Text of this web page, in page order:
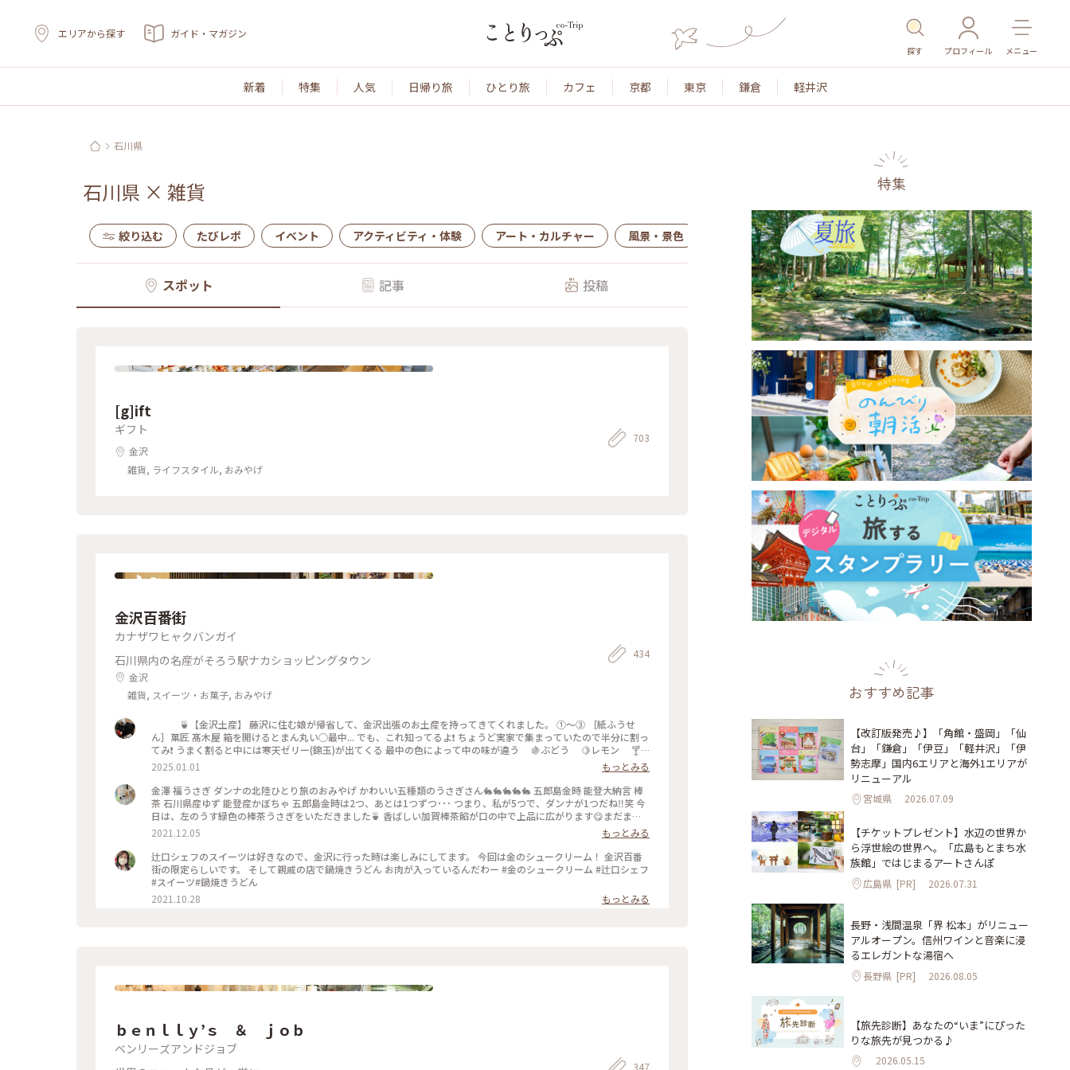
エリアから探す ガイド・マガジン
探す プロフィール メニュー
新着 特集 人気 日帰り旅 ひとり旅 カフェ 京都 東京 鎌倉 軽井沢
石川県
石川県 × 雑貨
絞り込む たびレポ イベント アクティビティ・体験 アート・カルチャー 風景・景色 名所・旧跡 温泉・スパ その他施設 ごはん
スポット 記事 投稿
[g]ift
ギフト
金沢
雑貨, ライフスタイル, おみやげ
703
金沢百番街
カナザワヒャクバンガイ
石川県内の名産がそろう駅ナカショッピングタウン
金沢
雑貨, スイーツ・お菓子, おみやげ
434
🍵【金沢土産】 藤沢に住む娘が帰省して、金沢出張のお土産を持ってきてくれました。 ①～③ ［紙ふうせ
ん］菓匠 髙木屋 箱を開けるとまん丸い○最中... でも、これ知ってるよ❗ ちょうど実家で集まっていたので半分に割っ
てみ❗ うまく割ると中には寒天ゼリー(錦玉)が出てくる 最中の色によって中の味が違う 🍇ぶどう 🍋レモン 🍸
白ワイン 🤎黒糖 でもね....うちの家族みんな味音痴なので、議論するもどれがどの味かわからず😂🤣 最後には中の
ゼリーを食べてからになった最中皮の半分に栗きんとんを詰めて 「🌰栗最中じゃ❗」と食べる姪 ... そうすると、みん
な真似しちゃうんだよね🤣😂🤣😂🤣😂 ④［わり氷］村上製菓所 砂糖・寒天・白山の伏流水 原材料がこの3つのみ 外
はカリッと中はしっとり 見た目は✨宝石みたい 袋を開けるとあっという間に食べちゃった ⑤［五郎島金時芋］甘納
豆かわむら 金沢にし茶屋街にある有名な甘納豆屋さんだけど、🍠芋の煮物を食べている感じ。 出張に行く前に金沢
のお土産を調べちゃう、ちゃっかりものの娘です。 北陸新幹線🚄のなかではｶﾁﾝｺﾁﾝのスジャータアイス食べたり楽し
んでるね🎵 上司のお土産は中田の［きんつば］ですって‼️ ※全部金沢駅の名店街で購入しているので下⬇のスポット
にしてあります #金沢 #金沢土産 #金沢銘菓 #紙ふうせん #五郎島金時芋 #わり氷
2025.01.01
もっとみる
金澤 福うさぎ ダンナの北陸ひとり旅のおみやげ かわいい五種類のうさぎさん🐇🐇🐇🐇🐇 五郎島金時 能登大納言 棒
茶 石川県産ゆず 能登産かぼちゃ 五郎島金時は2つ、あとは1つずつ･･･ つまり、私が5つで、ダンナが1つだね‼️笑 今
日は、左のうす緑色の棒茶うさぎをいただきました🍵 香ばしい加賀棒茶餡が口の中で上品に広がります😋まだまだ
あと4つ楽しみ～♡ #石川#金沢#金澤#福うさぎ#うさぎ#まんじゅう#ひゃくまんさん#おみやげ
2021.12.05
もっとみる
辻口シェフのスイーツは好きなので、金沢に行った時は楽しみにしてます。 今回は金のシュークリーム！ 金沢百番
街の限定らしいです。 そして親戚の店で鍋焼きうどん お肉が入っているんだわー #金のシュークリーム #辻口シェフ
#スイーツ#鍋焼きうどん
2021.10.28
もっとみる
ｂｅｎｌｌｙ’ｓ ＆ ｊｏｂ
ベンリーズアンドジョブ
347
特集
おすすめ記事
【改訂版発売♪】「角館・盛岡」「仙
台」「鎌倉」「伊豆」「軽井沢」「伊
勢志摩」国内6エリアと海外1エリアが
リニューアル
宮城県 2026.07.09
【チケットプレゼント】水辺の世界か
ら浮世絵の世界へ。「広島もとまち水
族館」ではじまるアートさんぽ
広島県 [PR] 2026.07.31
長野・浅間温泉「界 松本」がリニュー
アルオープン。信州ワインと音楽に浸
るエレガントな湯宿へ
長野県 [PR] 2026.08.05
【旅先診断】あなたの“いま”にぴった
りな旅先が見つかる♪
2026.05.15